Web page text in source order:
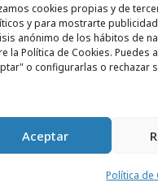
cookies propias y de
y para mostrarte
anónimo de los hábitos de
la Política de Cookies.
o configurarlas o rechazar
Aceptar
Política de
con la
Isabel Ontoso
Leo Burnett
constituye ahora
una nueva posición
que será
como